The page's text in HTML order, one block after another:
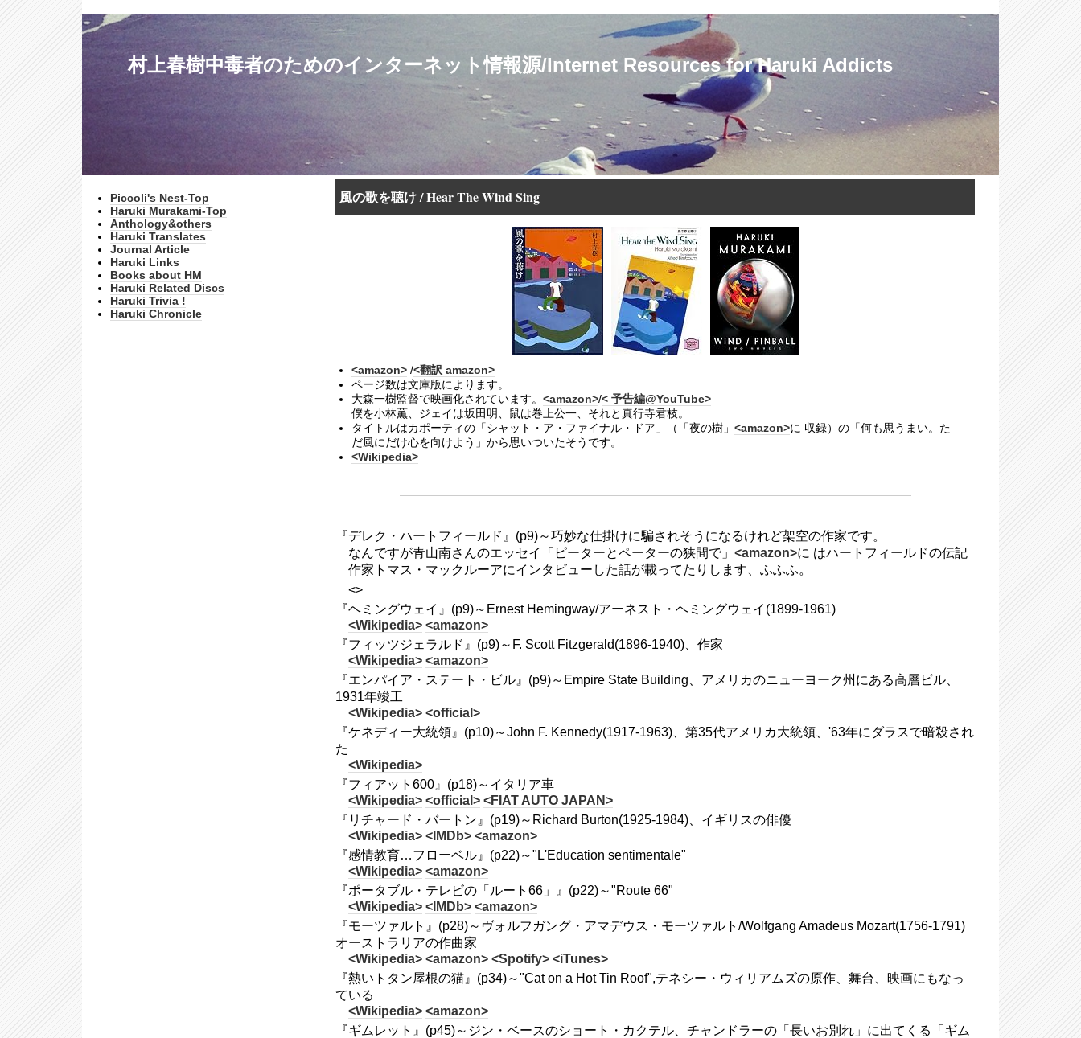
村上春樹中毒者のためのインターネット情報源/Internet Resources for Haruki Addicts
Piccoli's Nest-Top
Haruki Murakami-Top
Anthology&others
Haruki Translates
Journal Article
Haruki Links
Books about HM
Haruki Related Discs
Haruki Trivia !
Haruki Chronicle
風の歌を聴け / Hear The Wind Sing
<amazon> /<翻訳 amazon>
ページ数は文庫版によります。
大森一樹監督で映画化されています。 <amazon>/< 予告編@YouTube>
僕を小林薫、ジェイは坂田明、鼠は巻上公一、それと真行寺君枝。
タイトルはカポーティの「シャット・ア・ファイナル・ドア」（「夜の樹」 <amazon>に 収録）の「何も思うまい。た
だ風にだけ心を向けよう」から思いついたそうです。
<Wikipedia>
『デレク・ハートフィールド』(p9)～巧妙な仕掛けに騙されそうになるけれど架空の作家です。
なんですが青山南さんのエッセイ「ピーターとペーターの狭間で」 <amazon>に はハートフィールドの伝記
作家トマス・マックルーアにインタビューした話が載ってたりします、ふふふ。
<>
『ヘミングウェイ』(p9)～Ernest Hemingway/アーネスト・ヘミングウェイ(1899-1961)
<Wikipedia> <amazon>
『フィッツジェラルド』(p9)～F. Scott Fitzgerald(1896-1940)、作家
<Wikipedia> <amazon>
『エンパイア・ステート・ビル』(p9)～Empire State Building、アメリカのニューヨーク州にある高層ビル、
1931年竣工
<Wikipedia> <official>
『ケネディー大統領』(p10)～John F. Kennedy(1917-1963)、第35代アメリカ大統領、'63年にダラスで暗殺され
た
<Wikipedia>
『フィアット600』(p18)～イタリア車
<Wikipedia> <official> <FIAT AUTO JAPAN>
『リチャード・バートン』(p19)～Richard Burton(1925-1984)、イギリスの俳優
<Wikipedia> <IMDb> <amazon>
『感情教育…フローベル』(p22)～"L'Education sentimentale"
<Wikipedia> <amazon>
『ポータブル・テレビの「ルート66」』(p22)～"Route 66"
<Wikipedia> <IMDb> <amazon>
『モーツァルト』(p28)～ヴォルフガング・アマデウス・モーツァルト/Wolfgang Amadeus Mozart(1756-1791)
オーストラリアの作曲家
<Wikipedia> <amazon> <Spotify> <iTunes>
『熱いトタン屋根の猫』(p34)～"Cat on a Hot Tin Roof",テネシー・ウィリアムズの原作、舞台、映画にもなっ
ている
<Wikipedia> <amazon>
『ギムレット』(p45)～ジン・ベースのショート・カクテル、チャンドラーの「長いお別れ」に出てくる「ギム